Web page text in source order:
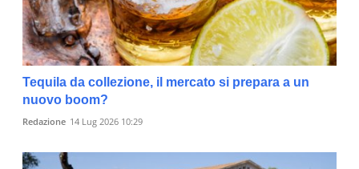
Tequila da collezione, il mercato si prepara a un
nuovo boom?
Redazione 14 Lug 2026 10:29